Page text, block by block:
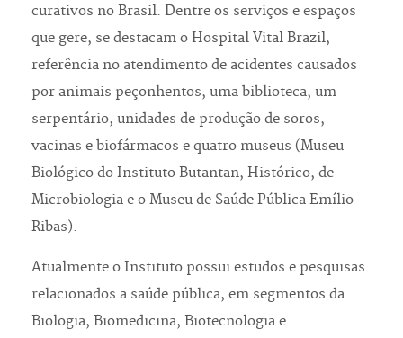
curativos no Brasil. Dentre os serviços e espaços
que gere, se destacam o Hospital Vital Brazil,
referência no atendimento de acidentes causados
por animais peçonhentos, uma biblioteca, um
serpentário, unidades de produção de soros,
vacinas e biofármacos e quatro museus (Museu
Biológico do Instituto Butantan, Histórico, de
Microbiologia e o Museu de Saúde Pública Emílio
Ribas).
Atualmente o Instituto possui estudos e pesquisas
relacionados a saúde pública, em segmentos da
Biologia, Biomedicina, Biotecnologia e